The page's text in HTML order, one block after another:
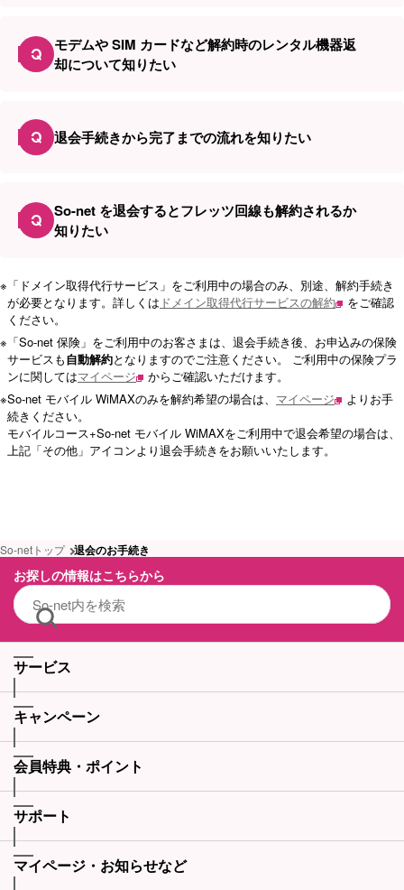
Q
モデムや SIM カードなど解約時のレンタル機器返
却について知りたい
Q 退会手続きから完了までの流れを知りたい
Q
So-net を退会するとフレッツ回線も解約されるか
知りたい
※ 「ドメイン取得代行サービス」をご利用中の場合のみ、別途、解約手続き
が必要となります。詳しくは ドメイン取得代行サービスの解約
をご確認
ください。
※ 「So-net 保険」をご利用中のお客さまは、退会手続き後、お申込みの保険
サービスも自動解約となりますのでご注意ください。 ご利用中の保険プラ
ンに関してはマイページ
からご確認いただけます。
※So-net モバイル WiMAXのみを解約希望の場合は、 マイページ
よりお手
続きください。
モバイルコース+So-net モバイル WiMAXをご利用中で退会希望の場合は、
上記「その他」アイコンより退会手続きをお願いいたします。
So-netトップ 退会のお手続き
お探しの情報はこちらから
サービス
キャンペーン
会員特典・ポイント
サポート
マイページ・お知らせなど